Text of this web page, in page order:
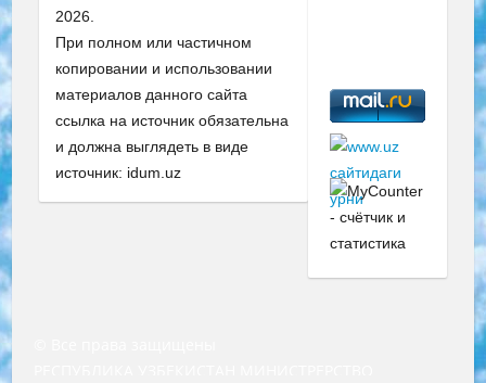
2026.
При полном или частичном
копировании и использовании
материалов данного сайта
ссылка на источник обязательна
и должна выглядеть в виде
источник: idum.uz